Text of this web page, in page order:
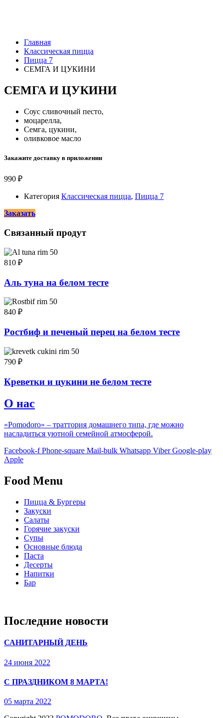
Главная
Классическая пицца
Пицца 7
СЕМГА И ЦУКИНИ
СЕМГА И ЦУКИНИ
Соус сливочный песто,
моцарелла,
Семга, цукини,
оливковое масло
Закажите доставку в приложении
990 ₽
Категория Классическая пицца, Пицца 7
Заказать
Связанный продут
810 ₽
Аль туна на белом тесте
840 ₽
Ростбиф и печеный перец на белом тесте
790 ₽
Креветки и цукини не белом тесте
О нас
«Pomodoro» – траттория домашнего типа, где можно
насладиться уютной семейной атмосферой.
Facebook-f Phone-square Mail-bulk Whatsapp Viber Google-play
Apple
Food Menu
Пицца & Бургеры
Закуски
Салаты
Горячие закуски
Супы
Основные блюда
Паста
Десерты
Напитки
Бар
Последние новости
САНИТАРНЫЙ ДЕНЬ
24 июня 2022
С ПРАЗДНИКОМ 8 МАРТА!
05 марта 2022